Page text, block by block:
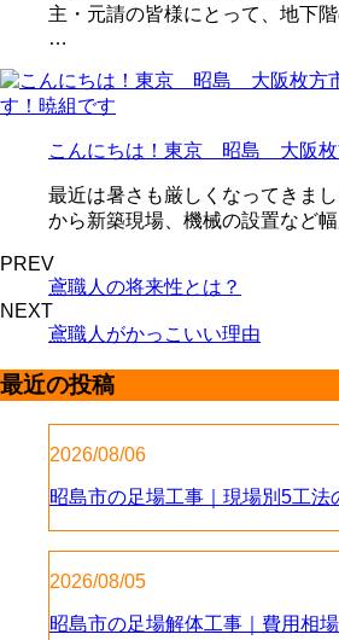
主・元請の皆様にとって、地下
…
こんにちは！東京 昭島 大阪
最近は暑さも厳しくなってきま
から新築現場、機械の設置など
PREV
鳶職人の将来性とは？
NEXT
鳶職人がかっこいい理由
最近の投稿
2026/08/06
昭島市の足場工事｜現場別5工法
2026/08/05
昭島市の足場解体工事｜費用相